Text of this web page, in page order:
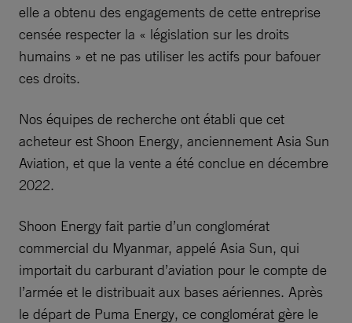
elle a obtenu des engagements de cette entreprise
censée respecter la « législation sur les droits
humains » et ne pas utiliser les actifs pour bafouer
ces droits.
Nos équipes de recherche ont établi que cet
acheteur est Shoon Energy, anciennement Asia Sun
Aviation, et que la vente a été conclue en décembre
2022.
Shoon Energy fait partie d’un conglomérat
commercial du Myanmar, appelé Asia Sun, qui
importait du carburant d’aviation pour le compte de
l’armée et le distribuait aux bases aériennes. Après
le départ de Puma Energy, ce conglomérat gère le